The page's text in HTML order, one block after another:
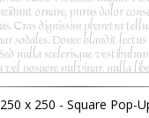
250 x 250 - Square Pop-